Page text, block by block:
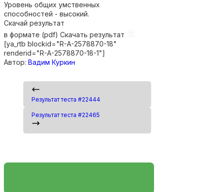
Уровень общих умственных
способностей - высокий.
Скачай результат
в формате (pdf) Скачать результат
[ya_rtb blockid="R-A-2578870-18"
renderid="R-A-2578870-18-1"]
Автор: Вадим Куркин
Результат теста #22444
Результат теста #22465